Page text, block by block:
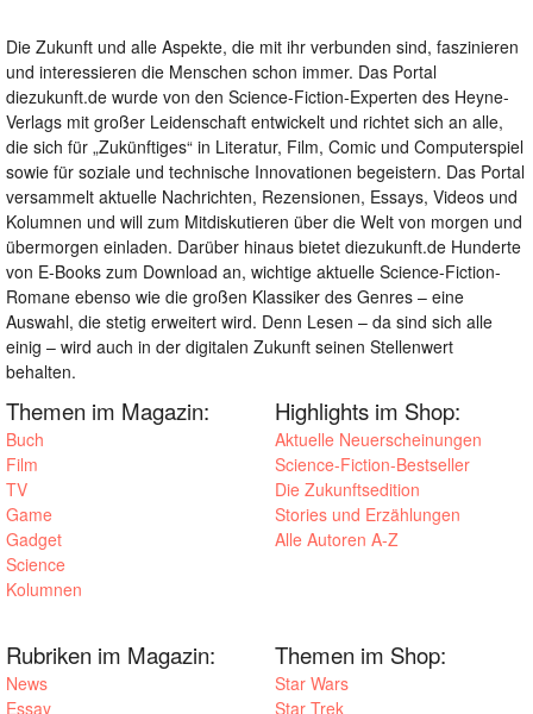
Die Zukunft und alle Aspekte, die mit ihr verbunden sind, faszinieren
und interessieren die Menschen schon immer. Das Portal
diezukunft.de wurde von den Science-Fiction-Experten des Heyne-
Verlags mit großer Leidenschaft entwickelt und richtet sich an alle,
die sich für „Zukünftiges“ in Literatur, Film, Comic und Computerspiel
sowie für soziale und technische Innovationen begeistern. Das Portal
versammelt aktuelle Nachrichten, Rezensionen, Essays, Videos und
Kolumnen und will zum Mitdiskutieren über die Welt von morgen und
übermorgen einladen. Darüber hinaus bietet diezukunft.de Hunderte
von E-Books zum Download an, wichtige aktuelle Science-Fiction-
Romane ebenso wie die großen Klassiker des Genres – eine
Auswahl, die stetig erweitert wird. Denn Lesen – da sind sich alle
einig – wird auch in der digitalen Zukunft seinen Stellenwert
behalten.
Themen im Magazin:
Buch
Film
TV
Game
Gadget
Science
Kolumnen
Highlights im Shop:
Aktuelle Neuerscheinungen
Science-Fiction-Bestseller
Die Zukunftsedition
Stories und Erzählungen
Alle Autoren A-Z
Rubriken im Magazin:
News
Essay
Themen im Shop:
Star Wars
Star Trek